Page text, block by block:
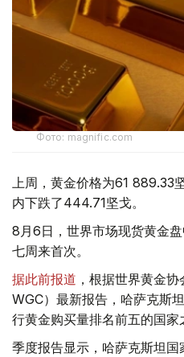
Фото: magnific.com
上周，黄金价格为61 889.33
内下跌了444.71坚戈。
8月6日，世界市场现货黄金
七周来首次。
据此前报道 ，根据世界黄金
WGC）最新报告，哈萨克斯
行黄金购买量排名前五的国家
季度报告显示，哈萨克斯坦国